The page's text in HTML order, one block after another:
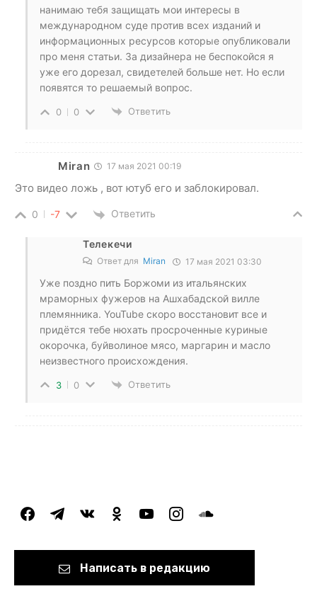
нанимаю тебя защищать мои интересы в
международном суде против всех изданий и
информационных ресурсов которые опубликовали
про меня статьи. За дизайнера не беспокойся я
уже его дорезал, свидетелей больше нет. Но если
появятся то решаемый вопрос.
0 0 Ответить
Miran 17 мая 2021 00:19
Это видео ложь , вот ютуб его и заблокировал.
0 -7 Ответить
Телекечи
Ответ для Miran 17 мая 2021 03:30
Уже поздно пить Боржоми из итальянских
мраморных фужеров на Ашхабадской вилле
племянника. YouTube скоро восстановит все и
придётся тебе нюхать просроченные куриные
окорочка, буйволиное мясо, маргарин и масло
неизвестного происхождения.
3 0 Ответить
facebooktelegramvkontakteodnoklassniki
youtubeinstagramsoundcloud
Написать в редакцию